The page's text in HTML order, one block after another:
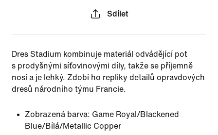
Sdílet
Dres Stadium kombinuje materiál odvádějící pot
s prodyšnými síťovinovými díly, takže se příjemně
nosí a je lehký. Zdobí ho repliky detailů opravdových
dresů národního týmu Francie.
Zobrazená barva: Game Royal/Blackened
Blue/Bílá/Metallic Copper